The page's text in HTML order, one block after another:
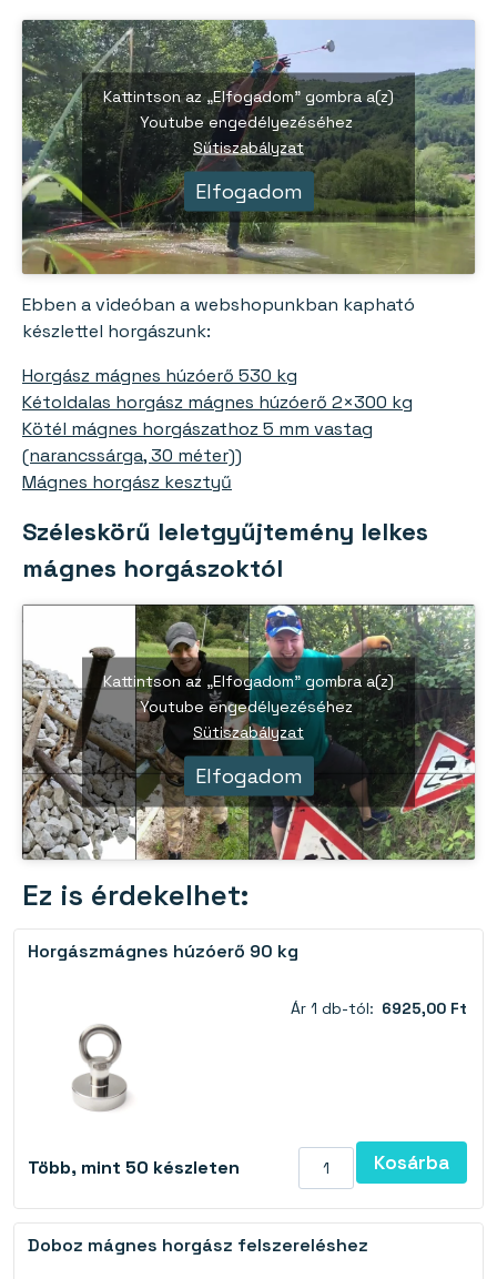
Kattintson az „Elfogadom” gombra a(z)
Youtube engedélyezéséhez
Sütiszabályzat
Elfogadom
Ebben a videóban a webshopunkban kapható
készlettel horgászunk:
Horgász mágnes húzóerő 530 kg
Kétoldalas horgász mágnes húzóerő 2×300 kg
Kötél mágnes horgászathoz 5 mm vastag
(narancssárga, 30 méter))
Mágnes horgász kesztyű
Széleskörű leletgyűjtemény lelkes
mágnes horgászoktól
Kattintson az „Elfogadom” gombra a(z)
Youtube engedélyezéséhez
Sütiszabályzat
Elfogadom
Ez is érdekelhet:
Horgászmágnes húzóerő 90 kg
Ár 1 db-tól: 6925,00 Ft
Több, mint 50 készleten Kosárba
Doboz mágnes horgász felszereléshez